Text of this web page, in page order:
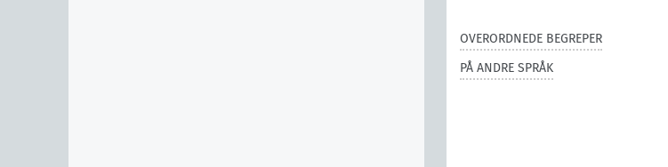
OVERORDNEDE BEGREPER
PÅ ANDRE SPRÅK